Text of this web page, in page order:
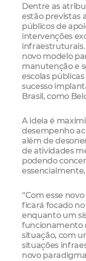
Dentre as
estão previstas
públicos de
intervenções
novo modelo
manutenção e
escolas
sucesso
Brasil, como
A ideia é
desempenho
além de
de atividades
podendo
“Com esse
ficará focado
enquanto um
funcionamento
situação, com
situações
novo